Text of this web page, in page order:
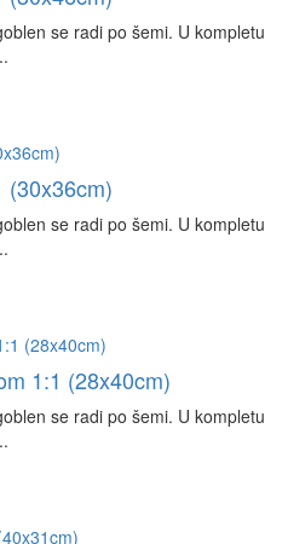
se radi po šemi. U kompletu
(30x36cm)
se radi po šemi. U kompletu
1:1 (28x40cm)
se radi po šemi. U kompletu